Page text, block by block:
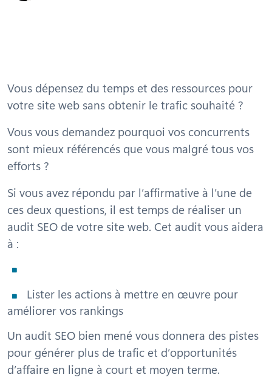
Vous dépensez du temps et des ressources pour
votre site web sans obtenir le trafic souhaité ?
Vous vous demandez pourquoi vos concurrents
sont mieux référencés que vous malgré tous vos
efforts ?
Si vous avez répondu par l’affirmative à l’une de
ces deux questions, il est temps de réaliser un
audit SEO de votre site web. Cet audit vous aidera
à :
Lister les actions à mettre en œuvre pour
améliorer vos rankings
Un audit SEO bien mené vous donnera des pistes
pour générer plus de trafic et d’opportunités
d’affaire en ligne à court et moyen terme.